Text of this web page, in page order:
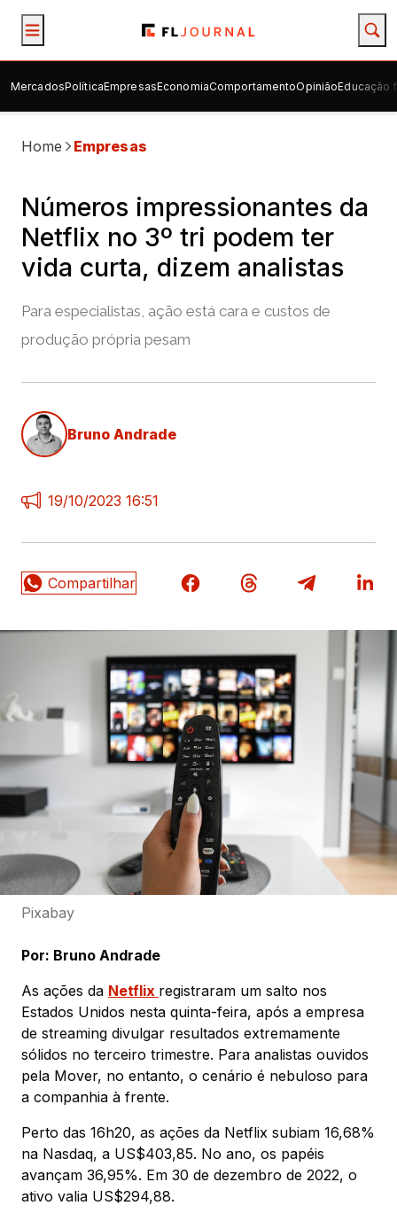
MercadosPolíticaEmpresasEconomiaComportamentoOpiniãoEducação
Home Empresas
Números impressionantes da
Netflix no 3º tri podem ter
vida curta, dizem analistas
Para especialistas, ação está cara e custos de
produção própria pesam
Bruno Andrade
19/10/2023 16:51
Pixabay
Por: Bruno Andrade
As ações da Netflix registraram um salto nos
Estados Unidos nesta quinta-feira, após a empresa
de streaming divulgar resultados extremamente
sólidos no terceiro trimestre. Para analistas ouvidos
pela Mover, no entanto, o cenário é nebuloso para
a companhia à frente.
Perto das 16h20, as ações da Netflix subiam 16,68%
na Nasdaq, a US$403,85. No ano, os papéis
avançam 36,95%. Em 30 de dezembro de 2022, o
ativo valia US$294,88.